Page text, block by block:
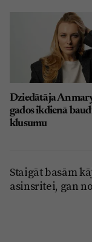
Dziedātāja
gados ikdienā
klusumu
Staigāt basām
asinsritei, gan